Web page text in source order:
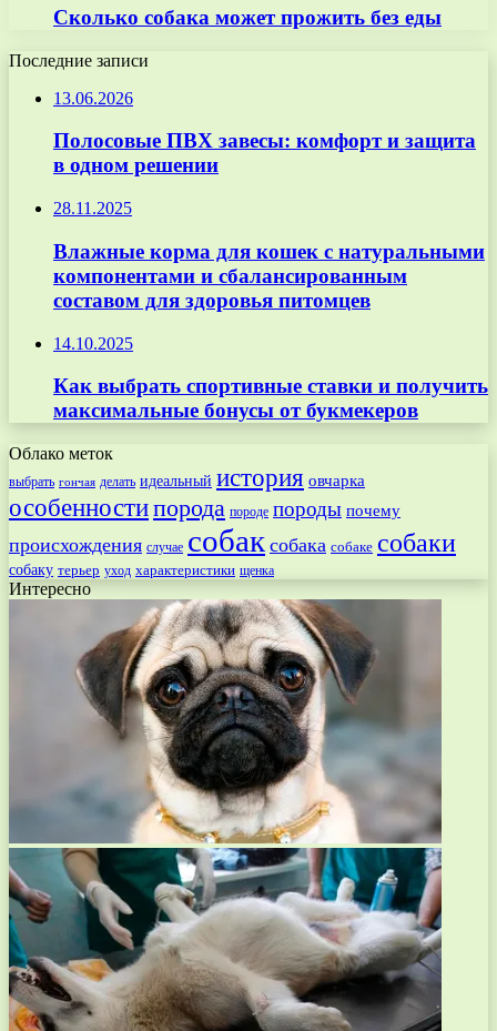
Сколько собака может прожить без еды
Последние записи
13.06.2026
Полосовые ПВХ завесы: комфорт и защита
в одном решении
28.11.2025
Влажные корма для кошек с натуральными
компонентами и сбалансированным
составом для здоровья питомцев
14.10.2025
Как выбрать спортивные ставки и получить
максимальные бонусы от букмекеров
Облако меток
выбрать гончая делать идеальный история овчарка
особенностипорода породе породы почему
происхождения случае собак собака собаке собаки
собаку терьер уход характеристики щенка
Интересно